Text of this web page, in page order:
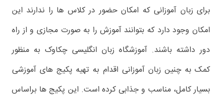
برای زبان آموزانی که امکان حضور در کلاس ها را ندارند این
امکان وجود دارد که بتوانند آموزش را به صورت مجازی و از راه
دور داشته باشند. آموزشگاه زبان انگلیسی چکاوک به منظور
کمک به چنین زبان آموزانی اقدام به تهیه پکیج های آموزشی
بسیار کامل، مناسب و جذابی کرده است. این پکیج ها براساس